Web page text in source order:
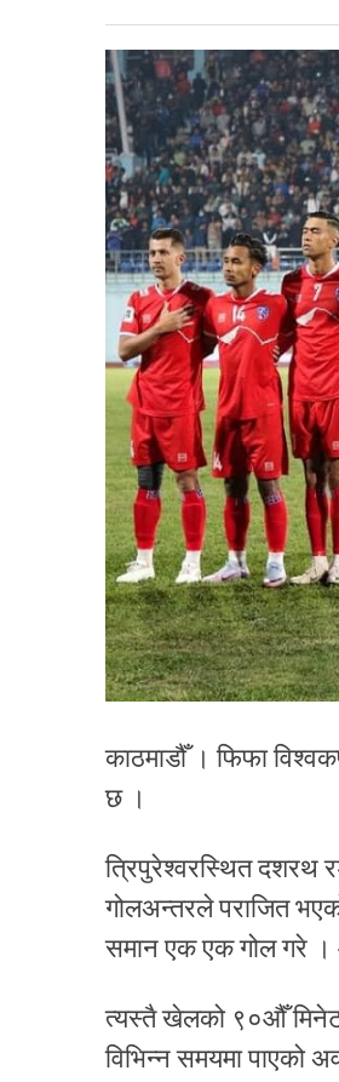
काठमाडौँ । फिफा
छ ।
त्रिपुरेश्वरस्थित दशरथ
गोलअन्तरले पराजित
समान एक एक गोल गरे ।
त्यस्तै खेलको ९०औँ
विभिन्न समयमा पाएको